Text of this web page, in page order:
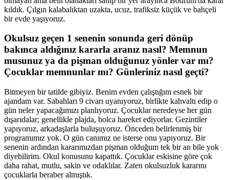
kıldık. Çılgın kalabalıktan uzakta, ucuz, trafiksiz küçük ve bahçeli
bir evde yaşıyoruz.
Okulsuz geçen 1 senenin sonunda geri dönüp
bakınca aldığınız kararla aranız nasıl? Memnun
musunuz ya da pişman olduğunuz yönler var mı?
Çocuklar memnunlar mı? Günleriniz nasıl geçti?
Bitmeyen bir tatilde gibiyiz. Benim evden çalıştığım esnek bir
ajandam var. Sabahları 9 civarı uyanıyoruz, birlikte kahvaltı edip o
gün neler yapacağımızı planlıyoruz. Çocuklar neredeyse her gün
dışarıdalar; genellikle plajda, bolca hareket ediyorlar. Gezintiler
yapıyoruz, arkadaşlarla buluşuyoruz. Önceden belirlenmiş bir
programımız yok. O gün canımız ne isterse onu yapıyoruz. Bir
senenin ardından kararımızdan pişman olduğum tek bir an bile yok
diyebilirim. Okul konusunu kapattık. Çocuklar eskisine göre çok
daha rahat, mutlu, sakin ve odaklılar. Zaten okulsuzluk kararını
çocuklarla beraber almıştık.